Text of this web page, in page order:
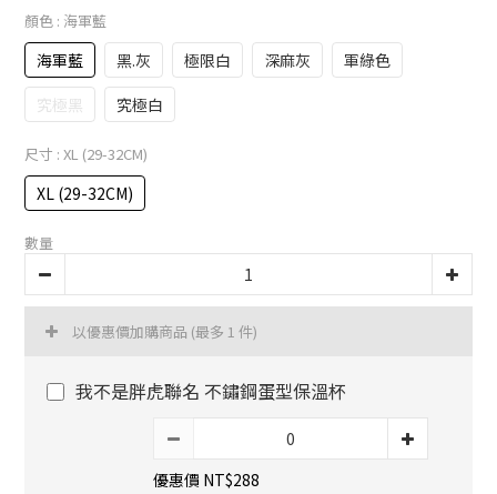
顏色 : 海軍藍
海軍藍 黑.灰 極限白 深麻灰
軍綠色
究極黑
究極白
尺寸 : XL (29-32CM)
XL (29-32CM)
數量
以優惠價加購商品 (最多 1 件)
我不是胖虎聯名 不鏽鋼蛋型保溫杯
優惠價 NT$288